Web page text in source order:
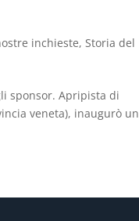
inchieste, Storia del
sponsor. Apripista di
veneta), inaugurò un